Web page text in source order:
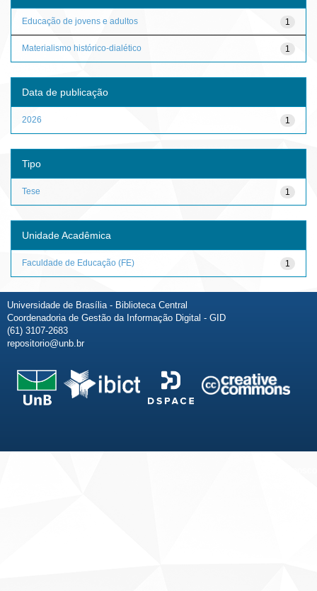
1
Educação de jovens e adultos
1
Materialismo histórico-dialético
Data de publicação
1
2026
Tipo
1
Tese
Unidade Acadêmica
1
Faculdade de Educação (FE)
Universidade de Brasília - Biblioteca Central
Coordenadoria de Gestão da Informação Digital - GID
(61) 3107-2683
repositorio@unb.br